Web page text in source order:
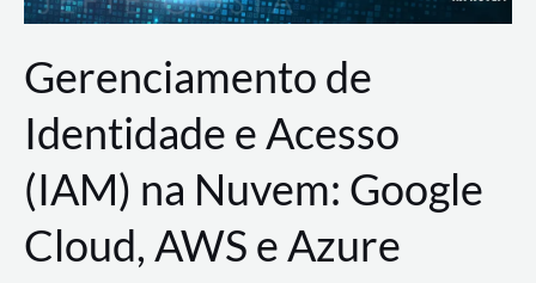
Gerenciamento de
Identidade e Acesso
(IAM) na Nuvem: Google
Cloud, AWS e Azure